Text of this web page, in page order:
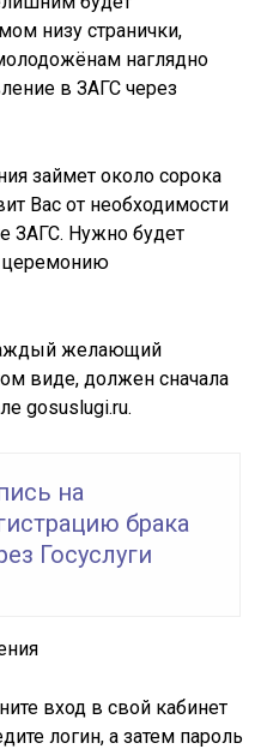
низу странички,
наглядно
в ЗАГС через
займет около сорока
Вас от необходимости
ЗАГС. Нужно будет
церемонию
желающий
виде, должен сначала
gosuslugi.ru.
на
брака
Госуслуги
вход в свой кабинет
логин, а затем пароль